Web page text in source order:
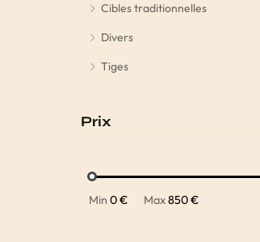
Cibles traditionnelles
Divers
Tiges
Prix
Min 0 € Max850 €